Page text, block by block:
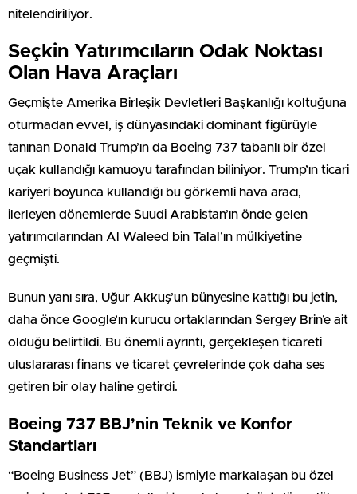
nitelendiriliyor.
Seçkin Yatırımcıların Odak Noktası
Olan Hava Araçları
Geçmişte Amerika Birleşik Devletleri Başkanlığı koltuğuna
oturmadan evvel, iş dünyasındaki dominant figürüyle
tanınan Donald Trump’ın da Boeing 737 tabanlı bir özel
uçak kullandığı kamuoyu tarafından biliniyor. Trump’ın ticari
kariyeri boyunca kullandığı bu görkemli hava aracı,
ilerleyen dönemlerde Suudi Arabistan’ın önde gelen
yatırımcılarından Al Waleed bin Talal’ın mülkiyetine
geçmişti.
Bunun yanı sıra, Uğur Akkuş’un bünyesine kattığı bu jetin,
daha önce Google’ın kurucu ortaklarından Sergey Brin’e ait
olduğu belirtildi. Bu önemli ayrıntı, gerçekleşen ticareti
uluslararası finans ve ticaret çevrelerinde çok daha ses
getiren bir olay haline getirdi.
Boeing 737 BBJ’nin Teknik ve Konfor
Standartları
“Boeing Business Jet” (BBJ) ismiyle markalaşan bu özel